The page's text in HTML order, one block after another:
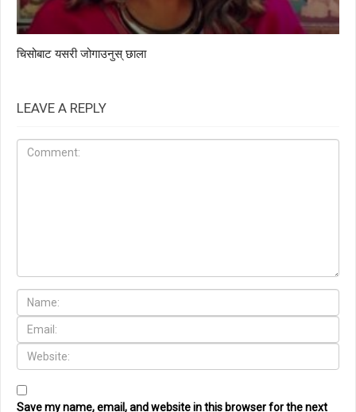
चिसोबाट यसरी जोगाउनुस् छाला
LEAVE A REPLY
Save my name, email, and website in this browser for the next